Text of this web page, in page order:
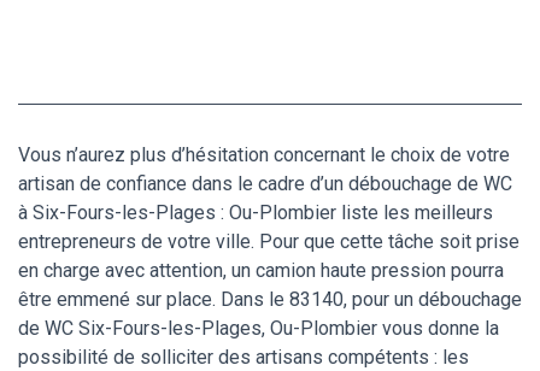
Vous n’aurez plus d’hésitation concernant le choix de votre
artisan de confiance dans le cadre d’un débouchage de WC
à Six-Fours-les-Plages : Ou-Plombier liste les meilleurs
entrepreneurs de votre ville. Pour que cette tâche soit prise
en charge avec attention, un camion haute pression pourra
être emmené sur place. Dans le 83140, pour un débouchage
de WC Six-Fours-les-Plages, Ou-Plombier vous donne la
possibilité de solliciter des artisans compétents : les